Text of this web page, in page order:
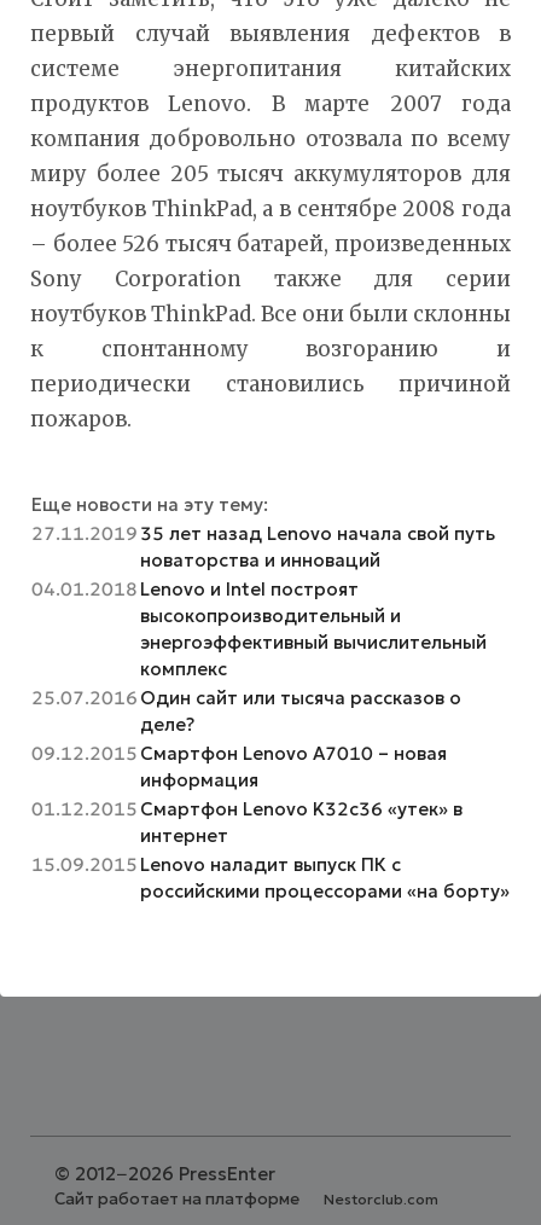
первый случай выявления дефектов в
системе энергопитания китайских
продуктов Lenovo. В марте 2007 года
компания добровольно отозвала по всему
миру более 205 тысяч аккумуляторов для
ноутбуков ThinkPad, а в сентябре 2008 года
– более 526 тысяч батарей, произведенных
Sony Corporation также для серии
ноутбуков ThinkPad. Все они были склонны
к спонтанному возгоранию и
периодически становились причиной
пожаров.
Еще новости на эту тему:
27.11.2019 35 лет назад Lenovo начала свой путь
новаторства и инноваций
04.01.2018 Lenovo и Intel построят
высокопроизводительный и
энергоэффективный вычислительный
комплекс
25.07.2016 Один сайт или тысяча рассказов о
деле?
09.12.2015 Смартфон Lenovo A7010 – новая
информация
01.12.2015 Смартфон Lenovo K32c36 «утек» в
интернет
15.09.2015 Lenovo наладит выпуск ПК с
российскими процессорами «на борту»
© 2012−2026 PressEnter
Сайт работает на платформе Nestorclub.com